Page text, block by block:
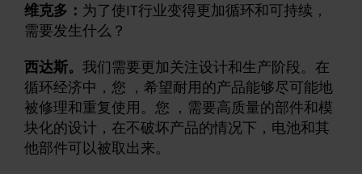
维克多： 为了使IT行业变得更加循环和可持续，
需要发生什么？
西达斯。 我们需要更加关注设计和生产阶段。在
循环经济中，您 ，希望耐用的产品能够尽可能地
被修理和重复使用。您 ，需要高质量的部件和模
块化的设计，在不破坏产品的情况下，电池和其
他部件可以被取出来。